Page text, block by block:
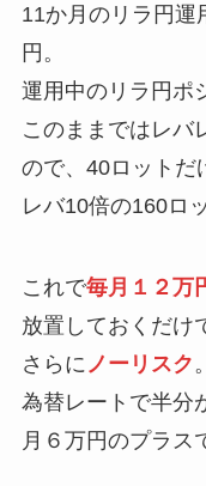
11か月のリラ円運
円。
運用中のリラ円ポ
このままではレバ
ので、40ロットだ
レバ10倍の160ロ
これで毎月１２万
放置しておくだけ
さらに ノーリスク 。
為替レートで半分
月６万円のプラス